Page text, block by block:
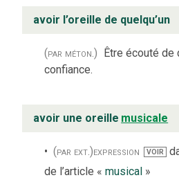
avoir l’oreille de quelqu’un
(par méton.) Être écouté de
confiance.
avoir une oreille musicale
(par ext.)expression VOIR
de l’article « musical »